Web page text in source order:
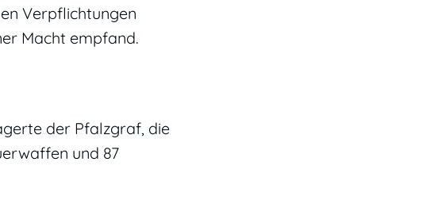
Verpflichtungen
Macht empfand.
der Pfalzgraf, die
und 87